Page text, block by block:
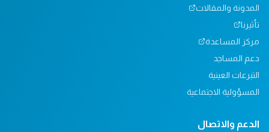
المدونة والمقالات
تأثيرنا
مركز المساعدة
دعم المساجد
التبرعات العينية
المسؤولية الاجتماعية
الدعم والاتصال